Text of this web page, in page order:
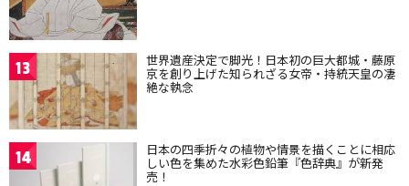
13 世界遺産決定で脚光！日本初の巨大都城・藤原
京を創り上げた知られざる女帝・持統天皇の凄
絶な執念
14 日本の四季折々の植物や情景を描くことに相応
しい色を集めた水彩色鉛筆『色辞典』が新発
売！